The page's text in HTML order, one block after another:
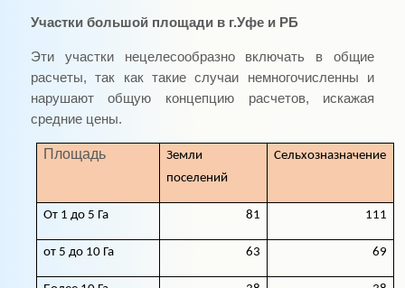
Участки большой площади в г.Уфе и РБ
Эти участки нецелесообразно включать в общие
расчеты, так как такие случаи немногочисленны и
нарушают общую концепцию расчетов, искажая
средние цены.
Площадь
Земли
поселений
Сельхозназначение
От 1 до 5 Га 81 111
от 5 до 10 Га 63 69